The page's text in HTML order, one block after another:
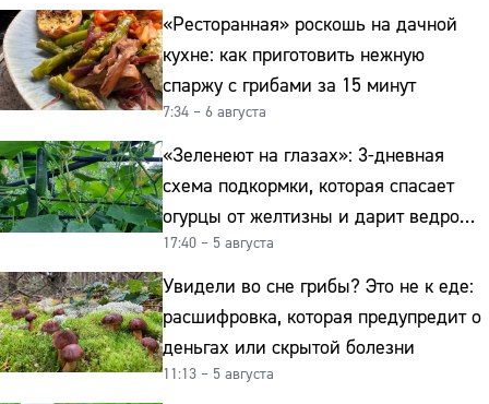
«Ресторанная» роскошь на дачной
кухне: как приготовить нежную
спаржу с грибами за 15 минут
7:34 – 6 августа
«Зеленеют на глазах»: 3-дневная
схема подкормки, которая спасает
огурцы от желтизны и дарит ведро
урожая
17:40 – 5 августа
Увидели во сне грибы? Это не к еде:
расшифровка, которая предупредит о
деньгах или скрытой болезни
11:13 – 5 августа